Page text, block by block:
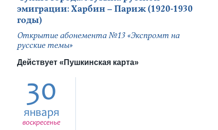
эмиграции: Харбин – Париж (1920-1930
годы)
Открытие абонемента №13 «Экспромт на
русские темы»
Действует «Пушкинская карта»
30
января
воскресенье